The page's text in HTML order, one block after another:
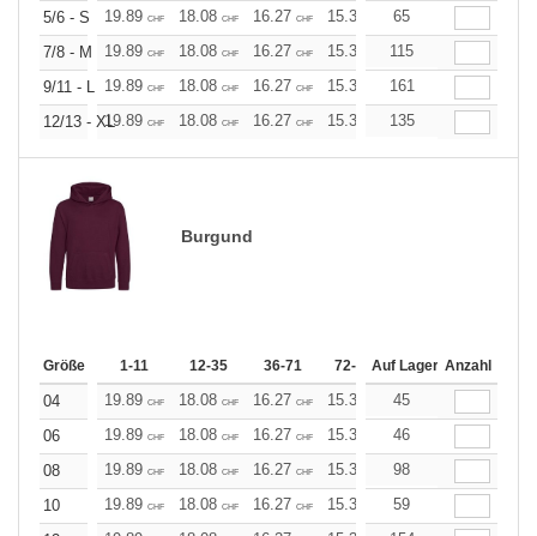
5/6 - S
19.89 CHF 18.08 CHF 16.27 CHF 15.37 14.46
65
7/8 - M
19.89 CHF 18.08 CHF 16.27 CHF 15.37 14.46
115
9/11 - L 19.89 CHF 18.08 CHF 16.27 CHF 15.37 14.46
161
12/13 - XL19.89 CHF 18.08 CHF 16.27 CHF 15.37 14.46
135
Burgund
Größe 1-11 12-35 36-71 72-143 144-287 288 +
Auf Lager Anzahl
04 19.89 CHF 18.08 CHF 16.27 CHF 15.37 14.46
45
06
19.89 CHF 18.08 CHF 16.27 CHF 15.37 14.46
46
08
19.89 CHF 18.08 CHF 16.27 CHF 15.37 14.46
98
10
19.89 CHF 18.08 CHF 16.27 CHF 15.37 14.46
59